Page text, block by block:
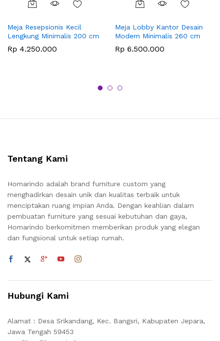
Meja Resepsionis Kecil
Lengkung Minimalis 200 cm
Rp 4.250.000
Meja Lobby Kantor Desain
Modern Minimalis 260 cm
Rp 6.500.000
Tentang Kami
Homarindo adalah brand furniture custom yang
menghadirkan desain unik dan kualitas terbaik untuk
menciptakan ruang impian Anda. Dengan keahlian dalam
pembuatan furniture yang sesuai kebutuhan dan gaya,
Homarindo berkomitmen memberikan produk yang elegan
dan fungsional untuk setiap rumah.
Hubungi Kami
Alamat : Desa Srikandang, Kec. Bangsri, Kabupaten Jepara,
Jawa Tengah 59453